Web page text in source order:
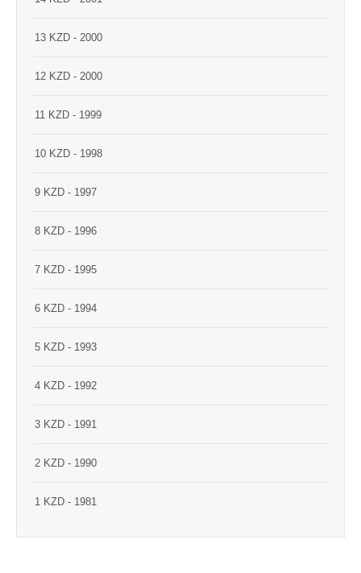
13 KZD - 2000
12 KZD - 2000
11 KZD - 1999
10 KZD - 1998
9 KZD - 1997
8 KZD - 1996
7 KZD - 1995
6 KZD - 1994
5 KZD - 1993
4 KZD - 1992
3 KZD - 1991
2 KZD - 1990
1 KZD - 1981